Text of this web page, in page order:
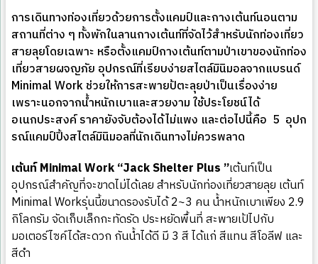
การเดินทางท่องเที่ยวด้วยการตั้งแคมป์และกางเต้นท์นอนตาม
สถานที่ต่าง ๆ ทั้งพักในลานกางเต้นท์ที่จัดไว้สำหรับนักท่องเที่ยว
สายลุยโดยเฉพาะ หรือตั้งแคมป์กางเต้นท์ตามป่าเขาของนักท่อง
เที่ยวสายผจญภัย อุปกรณ์ที่เรียบง่ายสไตล์มินิมอลจากแบรนด์
Minimal Work ช่วยให้การสะพายป้ตะลุยป่าเป็นเรื่องง่าย
เพราะนอกจากน้ำหนักเบาและสวยงาม ใช้ประโยชน์ได้
อเนกประสงค์ ราคายังจับต้องได้ไม่แพง และต่อไปนี้คือ 5 อุปก
รณ์แคมป์ปิ้งสไตล์มินิมอลที่นักเดินทางไม่ควรพลาด
เต้นท์Minimal Work “Jack Shelter Plus ”เต้นท์เป็น
อุปกรณ์สำคัญที่จะขาดไม่ได้เลย สำหรับนักท่องเที่ยวสายลุย เต้นท์
Minimal Workรุ่นนี้ขนาดรองรับได้ 2~3 คน น้ำหนักเบาเพียง 2.9
กิโลกรัม จัดเก็บเล็กกะทัดรัด ประหยัดพื้นที่ สะพายเป้ไปกับ
มอเตอร์ไซค์ได้สะดวก กันน้ำได้ดี มี 3 สี ได้แก่ สีแทน สีโอลีฟ และ
สีดำ